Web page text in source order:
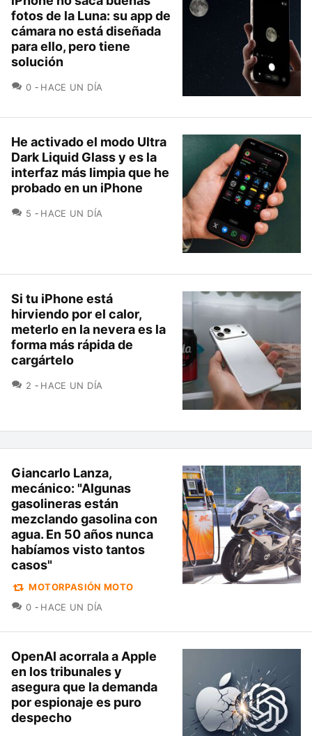
fotos de la Luna: su app de
cámara no está diseñada
para ello, pero tiene
solución
0 COMENTARIOS
HACE UN DÍA
He activado el modo Ultra
Dark Liquid Glass y es la
interfaz más limpia que he
probado en un iPhone
5 COMENTARIOS
HACE UN DÍA
Si tu iPhone está
hirviendo por el calor,
meterlo en la nevera es la
forma más rápida de
cargártelo
2 COMENTARIOS
HACE UN DÍA
Giancarlo Lanza,
mecánico: "Algunas
gasolineras están
mezclando gasolina con
agua. En 50 años nunca
habíamos visto tantos
casos"
MOTORPASIÓN MOTO
0 COMENTARIOS
HACE UN DÍA
OpenAI acorrala a Apple
en los tribunales y
asegura que la demanda
por espionaje es puro
despecho